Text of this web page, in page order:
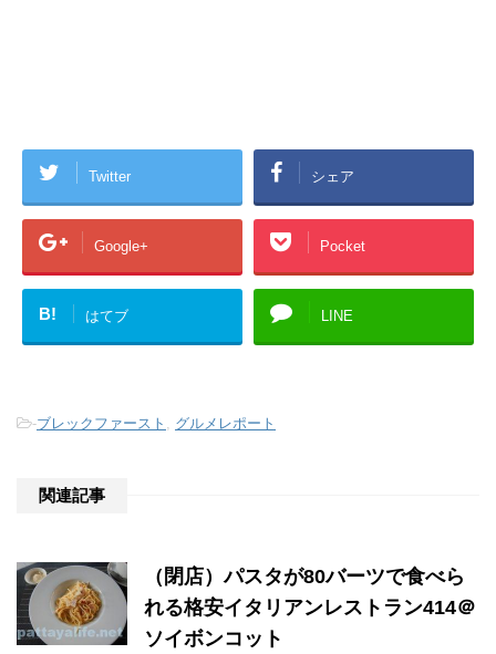
Twitter シェア
Google+ Pocket
B! はてブ LINE
-ブレックファースト , グルメレポート
関連記事
（閉店）パスタが80バーツで食べら
れる格安イタリアンレストラン414＠
ソイボンコット